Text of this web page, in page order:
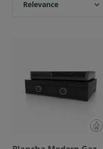
Relevance expand_more